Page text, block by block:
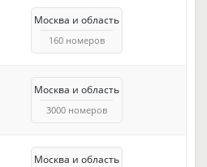
Москва и область
160 номеров
Москва и область
3000 номеров
Москва и область